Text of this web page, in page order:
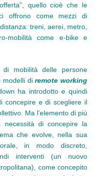
quello cioè che le
offrono come mezzi di
treni, aerei, metro,
mobilità come e-bike e
mobilità delle persone
modelli diremote working
ha introdotto e quindi
concepire e di scegliere il
Ma l’elemento di più
necessità di concepire la
che evolve, nella sua
in modo discreto,
interventi (un nuovo
come concepito